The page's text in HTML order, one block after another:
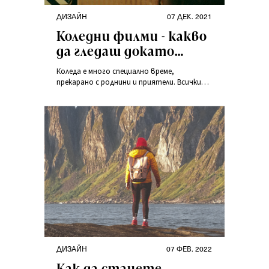
ДИЗАЙН 07 ДЕК. 2021
Коледни филми - какво
да гледаш докато
навън вали сняг и
чакаш празниците?
Коледа е много специално време,
прекарано с роднини и приятели. Всички
забавляваме заедно. Имаме време да
играем настолни игри или пък да гледаме
коледни филми в Netflix.
ДИЗАЙН 07 ФЕВ. 2022